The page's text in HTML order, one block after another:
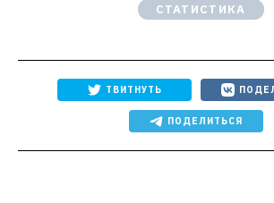
СТАТИСТИКА
ТВИТНУТЬ
ПОДЕЛИТЬСЯ